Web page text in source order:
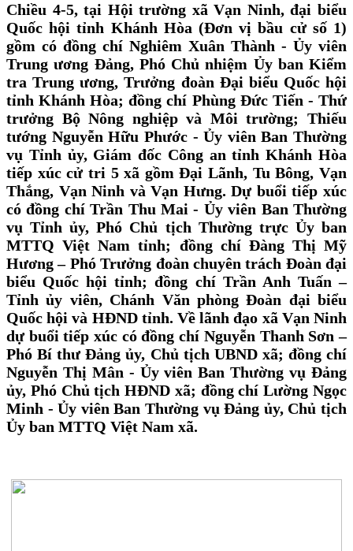
Chiều 4-5, tại Hội trường xã Vạn Ninh, đại biểu
Quốc hội tỉnh Khánh Hòa (Đơn vị bầu cử số 1)
gồm có đồng chí Nghiêm Xuân Thành - Ủy viên
Trung ương Đảng, Phó Chủ nhiệm Ủy ban Kiểm
tra Trung ương, Trưởng đoàn Đại biểu Quốc hội
tỉnh Khánh Hòa; đồng chí Phùng Đức Tiến - Thứ
trưởng Bộ Nông nghiệp và Môi trường; Thiếu
tướng Nguyễn Hữu Phước - Ủy viên Ban Thường
vụ Tỉnh ủy, Giám đốc Công an tỉnh Khánh Hòa
tiếp xúc cử tri 5 xã gồm Đại Lãnh, Tu Bông, Vạn
Thắng, Vạn Ninh và Vạn Hưng. Dự buổi tiếp xúc
có đồng chí Trần Thu Mai - Ủy viên Ban Thường
vụ Tỉnh ủy, Phó Chủ tịch Thường trực Ủy ban
MTTQ Việt Nam tỉnh; đồng chí Đàng Thị Mỹ
Hương – Phó Trưởng đoàn chuyên trách Đoàn đại
biểu Quốc hội tỉnh; đồng chí Trần Anh Tuấn –
Tỉnh ủy viên, Chánh Văn phòng Đoàn đại biểu
Quốc hội và HĐND tỉnh. Về lãnh đạo xã Vạn Ninh
dự buổi tiếp xúc có đồng chí Nguyễn Thanh Sơn –
Phó Bí thư Đảng ủy, Chủ tịch UBND xã; đồng chí
Nguyễn Thị Mân - Ủy viên Ban Thường vụ Đảng
ủy, Phó Chủ tịch HĐND xã; đồng chí Lường Ngọc
Minh - Ủy viên Ban Thường vụ Đảng ủy, Chủ tịch
Ủy ban MTTQ Việt Nam xã.